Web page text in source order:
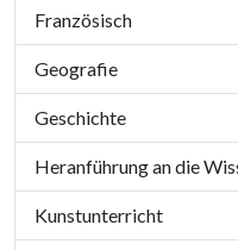
Französisch
Geografie
Geschichte
Heranführung an die
Kunstunterricht